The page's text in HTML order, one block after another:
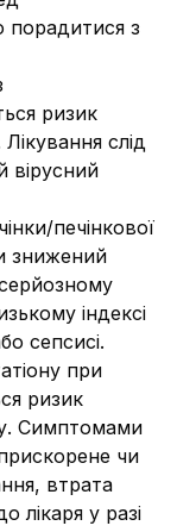
порадитися з
ризик
слід
вірусний
печінкової
знижений
індексі
сепсисі.
при
ризик
Симптомами
чи
втрата
лікаря у разі